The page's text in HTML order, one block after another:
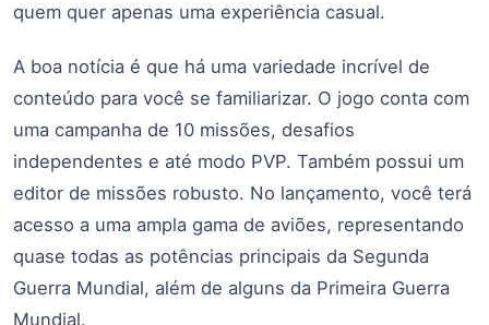
quem quer apenas uma experiência casual.
A boa notícia é que há uma variedade incrível de
conteúdo para você se familiarizar. O jogo conta com
uma campanha de 10 missões, desafios
independentes e até modo PVP. Também possui um
editor de missões robusto. No lançamento, você terá
acesso a uma ampla gama de aviões, representando
quase todas as potências principais da Segunda
Guerra Mundial, além de alguns da Primeira Guerra
Mundial.